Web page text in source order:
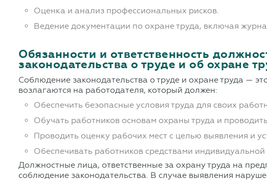
Оценка и анализ профессиональных рисков.
Ведение документации по охране труда, включая
Обязанности и ответственность
законодательства о труде и об охране
Соблюдение законодательства о труде и охране труда —
возлагаются на работодателя, который должен:
Обеспечить безопасные условия труда для своих
Обучать работников основам охраны труда и
Проводить оценку рабочих мест с целью выявления и
Обеспечивать работников средствами
Должностные лица, ответственные за охрану труда на
соблюдение законодательства. В случае выявления